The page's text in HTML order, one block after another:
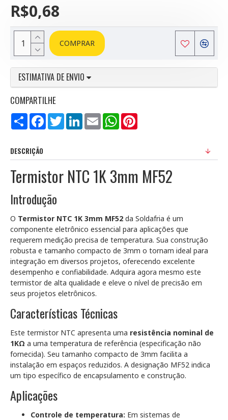
R$0,68
COMPRAR
ESTIMATIVA DE ENVIO
COMPARTILHE
Compartilhar
FacebookTwitterLinkedInEmail WhatsApp
DESCRIÇÃO
Termistor NTC 1K 3mm MF52
Introdução
O Termistor NTC 1K 3mm MF52 da Soldafria é um
componente eletrônico essencial para aplicações que
requerem medição precisa de temperatura. Sua construção
robusta e tamanho compacto de 3mm o tornam ideal para
integração em diversos projetos, oferecendo excelente
desempenho e confiabilidade. Adquira agora mesmo este
termistor de alta qualidade e eleve o nível de precisão em
seus projetos eletrônicos.
Características Técnicas
Este termistor NTC apresenta uma resistência nominal de
1KΩ a uma temperatura de referência (especificação não
fornecida). Seu tamanho compacto de 3mm facilita a
instalação em espaços reduzidos. A designação MF52 indica
um tipo específico de encapsulamento e construção.
Aplicações
Controle de temperatura: Em sistemas de